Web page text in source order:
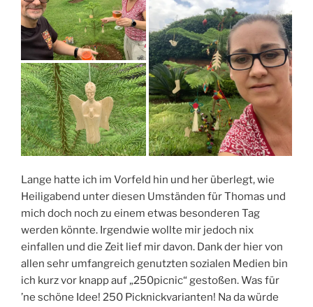
Lange hatte ich im Vorfeld hin und her überlegt, wie
Heiligabend unter diesen Umständen für Thomas und
mich doch noch zu einem etwas besonderen Tag
werden könnte. Irgendwie wollte mir jedoch nix
einfallen und die Zeit lief mir davon. Dank der hier von
allen sehr umfangreich genutzten sozialen Medien bin
ich kurz vor knapp auf „250picnic“ gestoßen. Was für
’ne schöne Idee! 250 Picknickvarianten! Na da würde